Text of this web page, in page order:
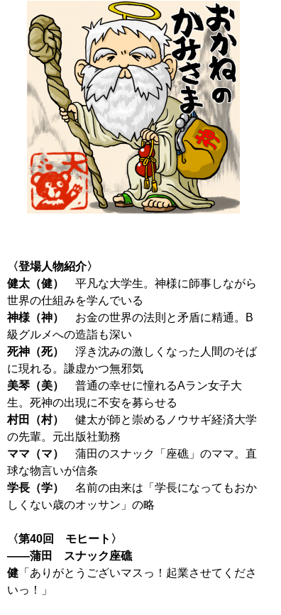
〈登場人物紹介〉
健太（健）
平凡な大学生。神様に師事しながら
神様（神）
お金の世界の法則と矛盾に精通。B
死神（死）
浮き沈みの激しくなった人間のそば
美琴（美）
普通の幸せに憧れるAラン女子大
村田（村）
健太が師と崇めるノウサギ経済大学
ママ（マ）
蒲田のスナック「座礁」のママ。直
学長（学）
名前の由来は「学長になってもおか
しくない歳のオッサン」の略
〈第40回 モヒート〉
――蒲田 スナック座礁
健 「ありがとうございマスっ！起業させてくださ
いっ！」